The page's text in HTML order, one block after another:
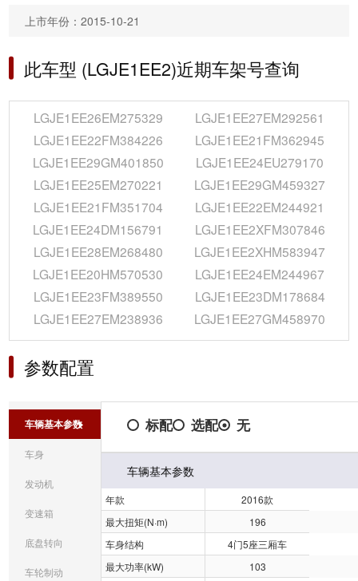
上市年份：2015-10-21
此车型 (LGJE1EE2)近期车架号查询
LGJE1EE26EM275329
LGJE1EE27EM292561
LGJE1EE22FM384226
LGJE1EE21FM362945
LGJE1EE29GM401850
LGJE1EE24EU279170
LGJE1EE25EM270221
LGJE1EE29GM459327
LGJE1EE21FM351704
LGJE1EE22EM244921
LGJE1EE24DM156791
LGJE1EE2XFM307846
LGJE1EE28EM268480
LGJE1EE2XHM583947
LGJE1EE20HM570530
LGJE1EE24EM244967
LGJE1EE23FM389550
LGJE1EE23DM178684
LGJE1EE27EM238936
LGJE1EE27GM458970
参数配置
车辆基本参数
车身
发动机
变速箱
底盘转向
车轮制动
标配 选配 无
车辆基本参数
年款
2016款
最大扭矩(N·m)
196
车身结构
4门5座三厢车
最大功率(kW)
103